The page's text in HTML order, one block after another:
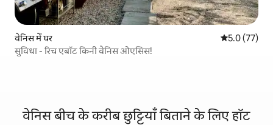
वेनिस में घर औसत रेटिंग 5
5.0 (77)
सुविधा - रिच एबॉट किनी वेनिस ओएसिस!
वेनिस बीच के करीब छुट्टियाँ बिताने के लिए हॉट